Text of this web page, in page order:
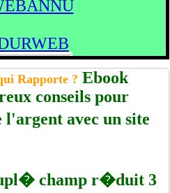
Rapporte ? Ebook
conseils pour
avec un site
champ r�duit 3